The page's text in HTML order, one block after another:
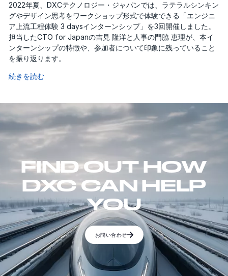
2022年夏、DXCテクノロジー・ジャパンでは、ラテラルシンキン
グやデザイン思考をワークショップ形式で体験できる「エンジニ
ア上流工程体験 3 daysインターンシップ」を3回開催しました。
担当したCTO for Japanの吉見 隆洋と人事の門脇 恵理が、本イ
ンターンシップの特徴や、参加者について印象に残っていること
を振り返ります。
続きを読む
FIND OUT HOW
DXC CAN HELP
YOU
お問い合わせ